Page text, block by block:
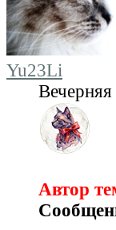
Yu23Li
Автор